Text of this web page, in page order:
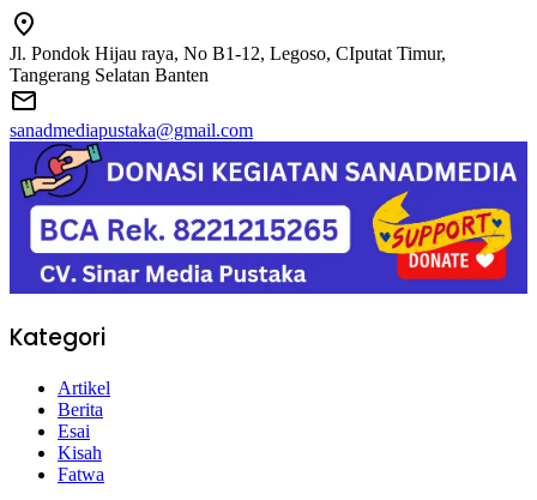
Jl. Pondok Hijau raya, No B1-12, Legoso, CIputat Timur,
Tangerang Selatan Banten
sanadmediapustaka@gmail.com
Kategori
Artikel
Berita
Esai
Kisah
Fatwa